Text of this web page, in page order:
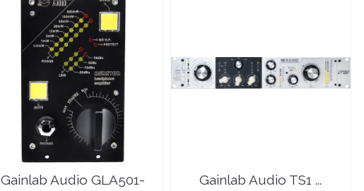
Gainlab Audio GLA501-
Gainlab Audio TS1 ...